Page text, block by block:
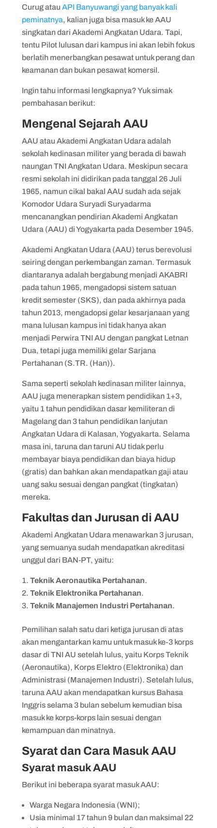
Curug atau API Banyuwangi yang banyak kali
peminatnya, kalian juga bisa masuk ke AAU
singkatan dari Akademi Angkatan Udara. Tapi,
tentu Pilot lulusan dari kampus ini akan lebih fokus
berlatih menerbangkan pesawat untuk perang dan
keamanan dan bukan pesawat komersil.
Ingin tahu informasi lengkapnya? Yuk simak
pembahasan berikut:
Mengenal Sejarah AAU
AAU atau Akademi Angkatan Udara adalah
sekolah kedinasan militer yang berada di bawah
naungan TNI Angkatan Udara. Meskipun secara
resmi sekolah ini didirikan pada tanggal 26 Juli
1965, namun cikal bakal AAU sudah ada sejak
Komodor Udara Suryadi Suryadarma
mencanangkan pendirian Akademi Angkatan
Udara (AAU) di Yogyakarta pada Desember 1945.
Akademi Angkatan Udara (AAU) terus berevolusi
seiring dengan perkembangan zaman. Termasuk
diantaranya adalah bergabung menjadi AKABRI
pada tahun 1965, mengadopsi sistem satuan
kredit semester (SKS), dan pada akhirnya pada
tahun 2013, mengadopsi gelar kesarjanaan yang
mana lulusan kampus ini tidak hanya akan
menjadi Perwira TNI AU dengan pangkat Letnan
Dua, tetapi juga memiliki gelar Sarjana
Pertahanan (S.TR. (Han)).
Sama seperti sekolah kedinasan militer lainnya,
AAU juga menerapkan sistem pendidikan 1+3,
yaitu 1 tahun pendidikan dasar kemiliteran di
Magelang dan 3 tahun pendidikan lanjutan
Angkatan Udara di Kalasan, Yogyakarta. Selama
masa ini, taruna dan taruni AU tidak perlu
membayar biaya pendidikan dan biaya hidup
(gratis) dan bahkan akan mendapatkan gaji atau
uang saku sesuai dengan pangkat (tingkatan)
mereka.
Fakultas dan Jurusan di AAU
Akademi Angkatan Udara menawarkan 3 jurusan,
yang semuanya sudah mendapatkan akreditasi
unggul dari BAN-PT, yaitu:
Teknik Aeronautika Pertahanan.
Teknik Elektronika Pertahanan.
Teknik Manajemen Industri Pertahanan.
Pemilihan salah satu dari ketiga jurusan di atas
akan mengantarkan kamu untuk masuk ke-3 korps
dasar di TNI AU setelah lulus, yaitu Korps Teknik
(Aeronautika), Korps Elektro (Elektronika) dan
Administrasi (Manajemen Industri). Setelah lulus,
taruna AAU akan mendapatkan kursus Bahasa
Inggris selama 3 bulan sebelum kemudian bisa
masuk ke korps-korps lain sesuai dengan
kemampuan dan minatnya.
Syarat dan Cara Masuk AAU
Syarat masuk AAU
Berikut ini beberapa syarat masuk AAU:
Warga Negara Indonesia (WNI);
Usia minimal 17 tahun 9 bulan dan maksimal 22